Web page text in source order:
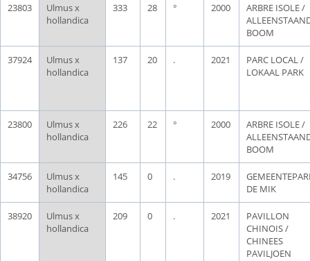
23803
Ulmus x
hollandica
333 28 ° 2000
ARBRE ISOLE /
BOOM
37924
Ulmus x
hollandica
137 20 . 2021
PARC LOCAL /
LOKAAL PARK
23800
Ulmus x
hollandica
226 22 ° 2000
ARBRE ISOLE /
BOOM
34756
Ulmus x
hollandica
145 0 . 2019
DE MIK
38920
Ulmus x
hollandica
209 0 . 2021
PAVILLON
CHINOIS /
CHINEES
PAVILJOEN